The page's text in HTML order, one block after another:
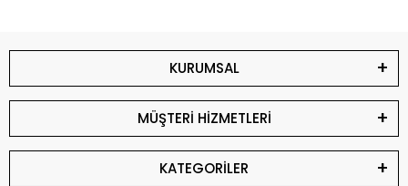
KURUMSAL
MÜŞTERİ HİZMETLERİ
KATEGORİLER